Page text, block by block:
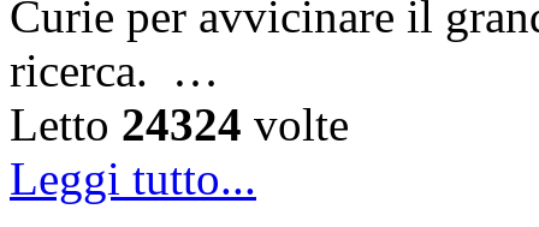
Curie per avvicinare il
ricerca. …
Letto 24324 volte
Leggi tutto...